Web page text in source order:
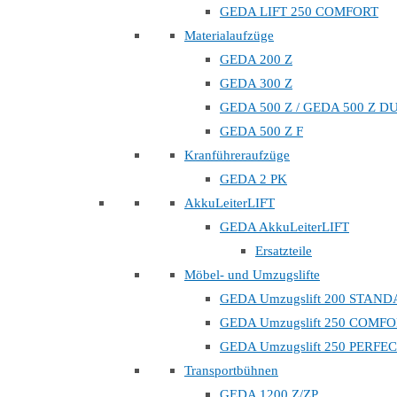
GEDA LIFT 250 COMFORT
Materialaufzüge
GEDA 200 Z
GEDA 300 Z
GEDA 500 Z / GEDA 500 Z
GEDA 500 Z F
Kranführeraufzüge
GEDA 2 PK
AkkuLeiterLIFT
GEDA AkkuLeiterLIFT
Ersatzteile
Möbel- und Umzugslifte
GEDA Umzugslift 200
GEDA Umzugslift 250
GEDA Umzugslift 250
Transportbühnen